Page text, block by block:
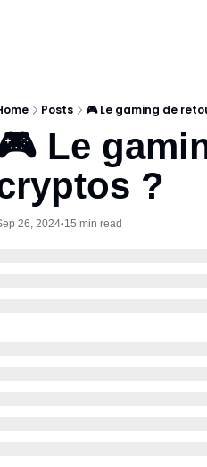
Posts 🎮 Le gaming de
Le
?
26, 2024•15 min read